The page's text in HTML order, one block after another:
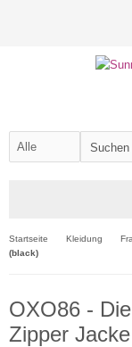
Startseite Kleidung
(black)
OXO86 -
Zipper